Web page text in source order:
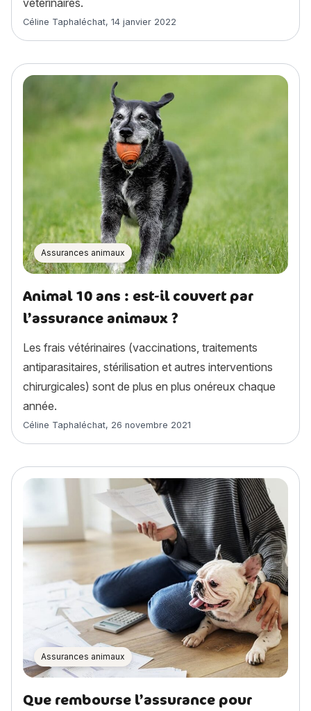
Article rédigé par
Céline Taphaléchat, 14 janvier 2022
Assurances animaux
Animal 10 ans : est-il couvert par
l’assurance animaux ?
Les frais vétérinaires (vaccinations, traitements
antiparasitaires, stérilisation et autres interventions
chirurgicales) sont de plus en plus onéreux chaque
année.
Article rédigé par
Céline Taphaléchat, 26 novembre 2021
Assurances animaux
Que rembourse l’assurance pour